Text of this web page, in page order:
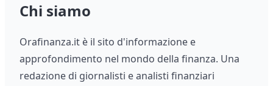
Chi siamo
Orafinanza.it è il sito d'informazione e
approfondimento nel mondo della finanza. Una
redazione di giornalisti e analisti finanziari